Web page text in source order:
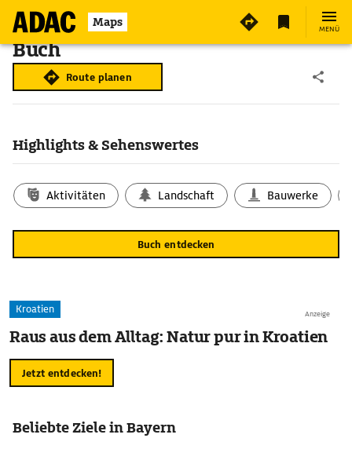
Maps MENÜ
Buch
Route planen
Highlights & Sehenswertes
Aktivitäten Landschaft Bauwerke
Buch entdecken
Anzeige
Kroatien
Raus aus dem Alltag: Natur pur in Kroatien
Jetzt entdecken!
Beliebte Ziele in Bayern